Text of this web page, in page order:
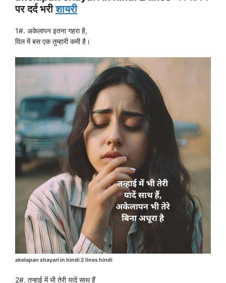
पर दर्द भरीशायरी
1#. अकेलापन इतना गहरा है,
दिल में बस एक तुम्हारी कमी है।
akelapan shayari in hindi 2 lines hindi
2#. तन्हाई में भी तेरी यादें साथ हैं